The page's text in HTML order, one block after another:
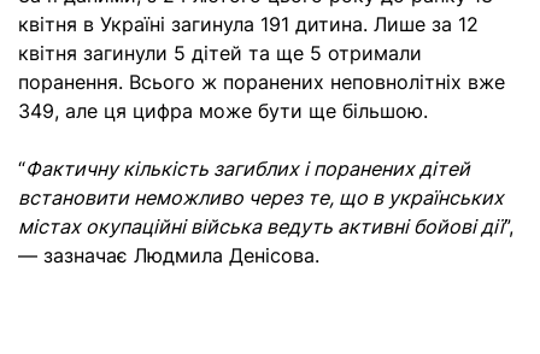
квітня в Україні загинула 191 дитина. Лише за 12
квітня загинули 5 дітей та ще 5 отримали
поранення. Всього ж поранених неповнолітніх вже
349, але ця цифра може бути ще більшою.
“Фактичну кількість загиблих і поранених дітей
встановити неможливо через те, що в українських
містах окупаційні війська ведуть активні бойові дії”,
— зазначає Людмила Денісова.